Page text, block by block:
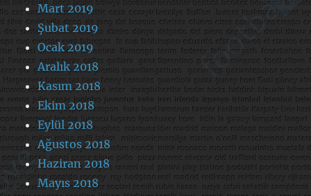
Mart 2019
Şubat 2019
Ocak 2019
Aralık 2018
Kasım 2018
Ekim 2018
Eylül 2018
Ağustos 2018
Haziran 2018
Mayıs 2018